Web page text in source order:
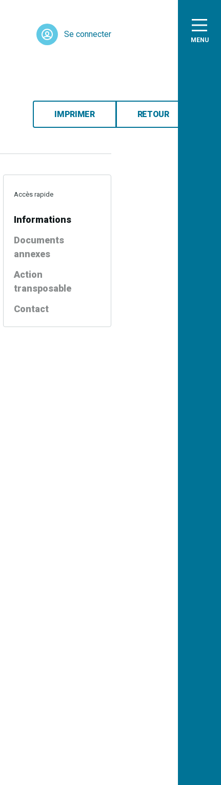
MENU
Se connecter
IMPRIMER RETOUR
Accès rapide
Informations
Documents
annexes
Action
transposable
Contact